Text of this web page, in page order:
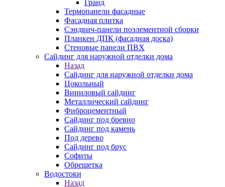
Гранд
Термопанели фасадные
Фасадная плитка
Сэндвич-панели поэлементной сборки
Планкен ДПК (фасадная доска)
Стеновые панели ПВХ
Сайдинг для наружной отделки дома
Назад
Сайдинг для наружной отделки дома
Цокольный
Виниловый сайдинг
Металлический сайдинг
Фиброцементный
Сайдинг под бревно
Сайдинг под камень
Под дерево
Сайдинг под брус
Софиты
Обрешетка
Водостоки
Назад